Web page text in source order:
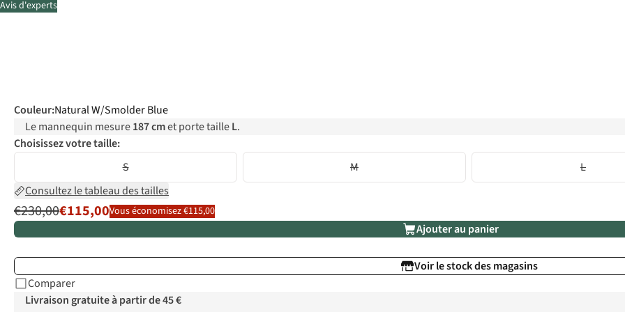
Avis d'experts
Couleur:Natural W/Smolder Blue
Le mannequin mesure187 cmet porte tailleL.
Choisissez votre taille:
S
M
L
Consultez le tableau des tailles
€230,00€115,00Vous économisez €115,00
Ajouter au panier
Voir le stock des magasins
Comparer
Livraison gratuite à partir de 45 €